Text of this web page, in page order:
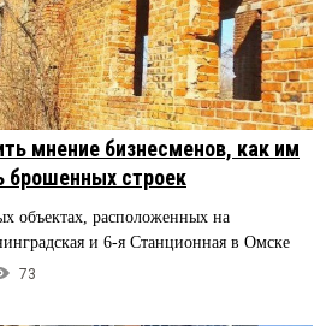
мнение бизнесменов, как им
брошенных строек
объектах, расположенных на
и 6-я Станционная в Омске
73